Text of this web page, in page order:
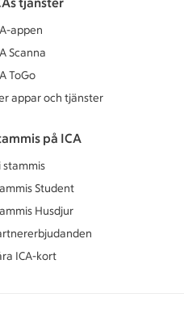
tjänster
appen
Scanna
ToGo
appar och tjänster
på ICA
stammis
Student
Husdjur
ICA-kort